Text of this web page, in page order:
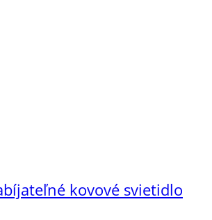
kovové svietidlo